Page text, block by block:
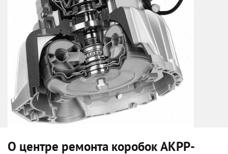
О центре ремонта коробокAKPP-